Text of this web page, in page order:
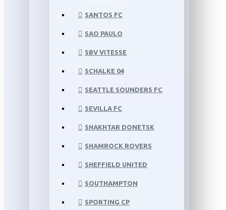
SANTOS FC
SAO PAULO
SBV VITESSE
SCHALKE 04
SEATTLE SOUNDERS FC
SEVILLA FC
SHAKHTAR DONETSK
SHAMROCK ROVERS
SHEFFIELD UNITED
SOUTHAMPTON
SPORTING CP